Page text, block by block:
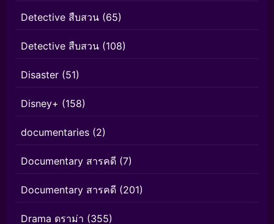
Detective สืบสวน (65)
Detective สืบสวน (108)
Disaster (51)
Disney+ (158)
documentaries (2)
Documentary สารคดี (7)
Documentary สารคดี (201)
Drama ดราม่า (355)